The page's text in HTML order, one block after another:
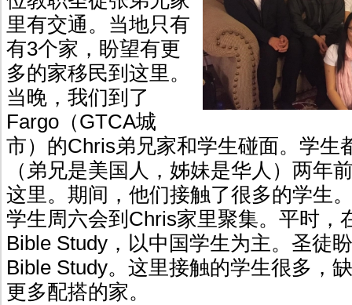
里有交通。当地只有
有3个家，盼望有更
多的家移民到这里。
当晚，我们到了
Fargo（GTCA城
市）的Chris弟兄家和学生碰面。学生
（弟兄是美国人，姊妹是华人）两年
这里。期间，他们接触了很多的学生
学生周六会到Chris家里聚集。平时，
Bible Study，以中国学生为主。圣徒
Bible Study。这里接触的学生很多，
更多配搭的家。